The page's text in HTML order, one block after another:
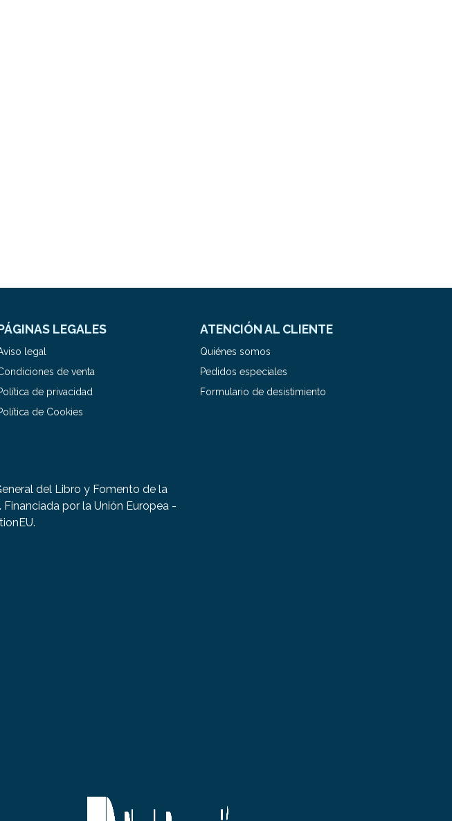
LEGALES
legal
de venta
de privacidad
de Cookies
ATENCIÓN AL CLIENTE
Quiénes somos
Pedidos especiales
Formulario de desistimiento
del Libro y Fomento de la
por la Unión Europea -